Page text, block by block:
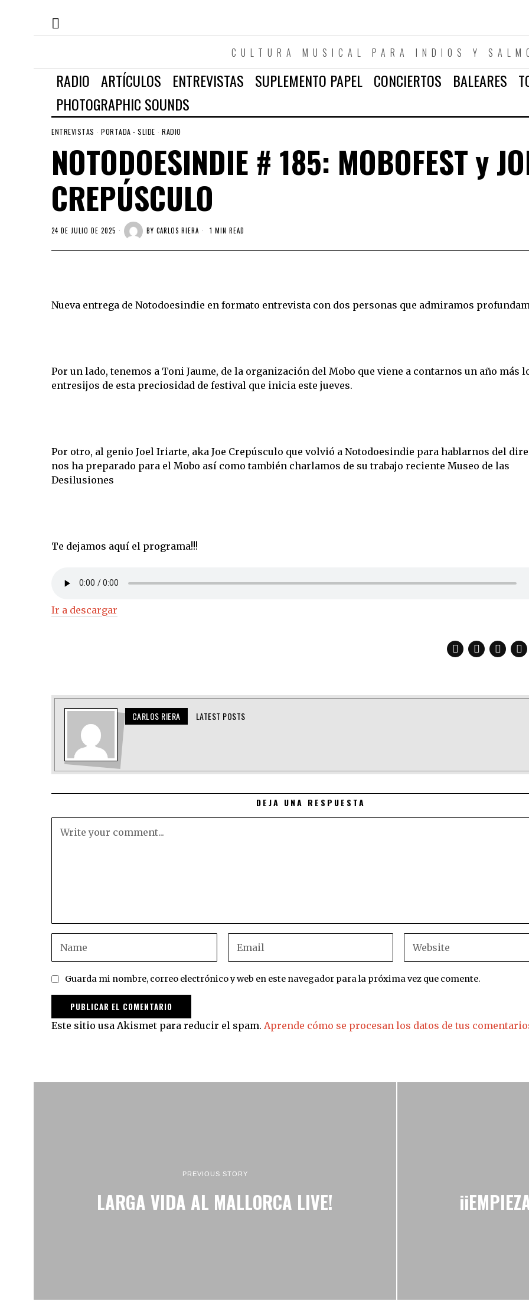
CULTURA MUSICAL PARA INDIOS Y
RADIO ARTÍCULOS ENTREVISTAS SUPLEMENTO PAPEL CONCIERTOS BALEARES
PHOTOGRAPHIC SOUNDS
ENTREVISTAS · PORTADA - SLIDE · RADIO
NOTODOESINDIE # 185: MOBOFEST y
CREPÚSCULO
24 DE JULIO DE 2025 BY CARLOS RIERA 1 MIN READ
Nueva entrega de Notodoesindie en formato entrevista con dos personas que admiramos
Por un lado, tenemos a Toni Jaume, de la organización del Mobo que viene a contarnos un año más
entresijos de esta preciosidad de festival que inicia este jueves.
Por otro, al genio Joel Iriarte, aka Joe Crepúsculo que volvió a Notodoesindie para hablarnos del
nos ha preparado para el Mobo así como también charlamos de su trabajo reciente Museo de las
Desilusiones
Te dejamos aquí el programa!!!
Ir a descargar
CARLOS RIERA LATEST POSTS
DEJA UNA RESPUESTA
Guarda mi nombre, correo electrónico y web en este navegador para la próxima vez que comente.
Este sitio usa Akismet para reducir el spam. Aprende cómo se procesan los datos de tus
PREVIOUS STORY
LARGA VIDA AL MALLORCA LIVE!